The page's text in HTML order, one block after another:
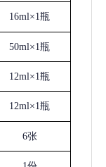
16ml×1瓶
50ml×1瓶
12ml×1瓶
12ml×1瓶
6张